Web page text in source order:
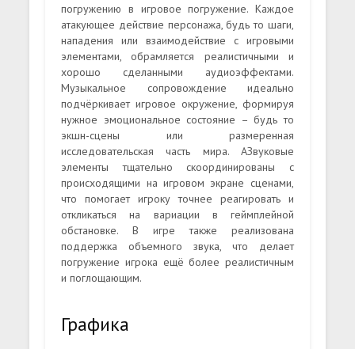
погружению в игровое погружение. Каждое
атакующее действие персонажа, будь то шаги,
нападения или взаимодействие с игровыми
элементами, обрамляется реалистичными и
хорошо сделанными аудиоэффектами.
Музыкальное сопровождение идеально
подчёркивает игровое окружение, формируя
нужное эмоциональное состояние – будь то
экшн-сцены или размеренная
исследовательская часть мира. АЗвуковые
элементы тщательно скоординированы с
происходящими на игровом экране сценами,
что помогает игроку точнее реагировать и
откликаться на вариации в геймплейной
обстановке. В игре также реализована
поддержка объемного звука, что делает
погружение игрока ещё более реалистичным
и поглощающим.
Графика